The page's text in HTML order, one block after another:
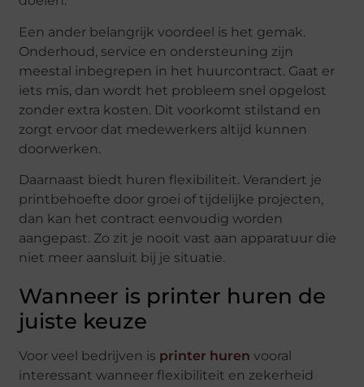
Een ander belangrijk voordeel is het gemak.
Onderhoud, service en ondersteuning zijn
meestal inbegrepen in het huurcontract. Gaat er
iets mis, dan wordt het probleem snel opgelost
zonder extra kosten. Dit voorkomt stilstand en
zorgt ervoor dat medewerkers altijd kunnen
doorwerken.
Daarnaast biedt huren flexibiliteit. Verandert je
printbehoefte door groei of tijdelijke projecten,
dan kan het contract eenvoudig worden
aangepast. Zo zit je nooit vast aan apparatuur die
niet meer aansluit bij je situatie.
Wanneer is printer huren de
juiste keuze
Voor veel bedrijven is printer huren vooral
interessant wanneer flexibiliteit en zekerheid